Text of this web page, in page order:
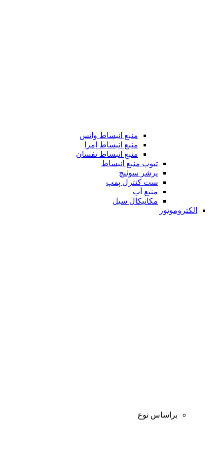
منبع انبساط واتس
منبع انبساط امرا
منبع انبساط تفسان
تیوپ منبع انبساط
پرشر سوئیچ
ست کنترل پمپ
منبع آب
مکانیکال سیل
الکتروموتور
براساس نوع